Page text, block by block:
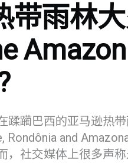
带雨林
蹂躏巴西的亚马逊热
Rondônia and
，社交媒体上很多声